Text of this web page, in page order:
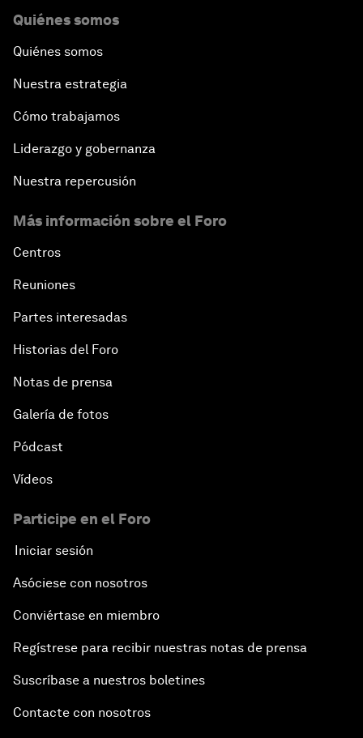
Quiénes somos
Quiénes somos
Nuestra estrategia
Cómo trabajamos
Liderazgo y gobernanza
Nuestra repercusión
Más información sobre el Foro
Centros
Reuniones
Partes interesadas
Historias del Foro
Notas de prensa
Galería de fotos
Pódcast
Vídeos
Participe en el Foro
Iniciar sesión
Asóciese con nosotros
Conviértase en miembro
Regístrese para recibir nuestras notas de prensa
Suscríbase a nuestros boletines
Contacte con nosotros